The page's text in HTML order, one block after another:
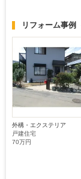
リフォーム事例
外構・エクステリア
戸建住宅
70万円